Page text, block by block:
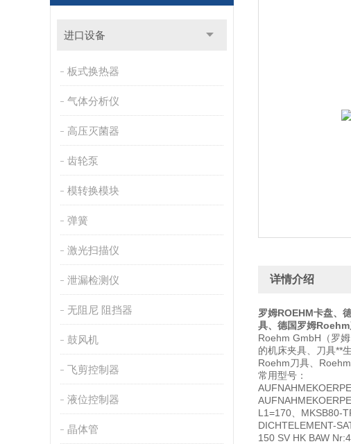
进口设备
板式换热器
气体分析仪
高压灭菌器
齿轮泵
模转换模块
弹簧
激光扫描仪
泄漏检测仪
无阻尼 阻挡器
鼓风机
飞剪控制器
液位控制器
晶体管
详情介绍
罗姆ROEHM卡盘、
具、德国罗姆Roehm
Roehm GmbH（罗
的机床夹具、刀具**
Roehm刀具、Roehm
常用型号：
L1=170、MKSB80-
DICHTELEMENT-
150 SV HK BAW